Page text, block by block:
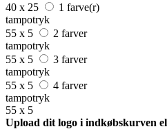
40 x 25
1 farve(r)
tampotryk
55 x 5
2 farver
tampotryk
55 x 5
3 farver
tampotryk
55 x 5
4 farver
tampotryk
55 x 5
Upload dit logo i indkøbskurven